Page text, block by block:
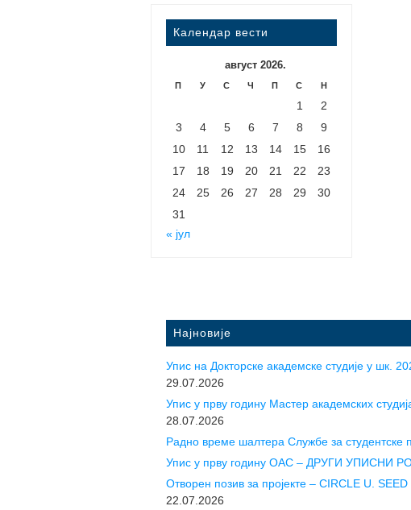
Календар вести
август 2026.
П У С Ч П С Н
1
2
3
4 5 6 7 8
9
10
11 12 13 14 15
16
17
18 19 20 21 22
23
24
25 26 27 28 29
30
31
« јул
Најновије
Упис на Докторске академске студије у шк.
29.07.2026
Упис у прву годину Mастер академских
28.07.2026
Радно време шалтера Службе за студентске
Упис у прву годину ОАС – ДРУГИ УПИСНИ
Отворен позив за пројекте – CIRCLE U.
22.07.2026